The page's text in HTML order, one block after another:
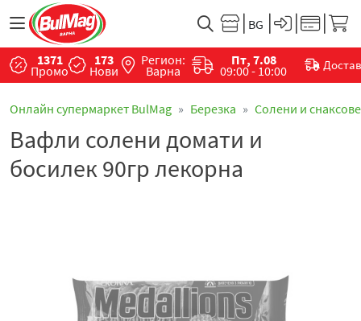
1371
Промо
173
Нови
Регион:
Варна
Пт, 7.08
09:00 - 10:00
Онлайн супермаркет BulMag Березка Солени и снаксове
Вафли солени домати и
босилек 90гр лекорна